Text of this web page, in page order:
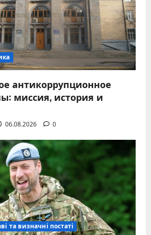
антикоррупционное
миссия, история и
06.08.2026 0
та визначні постаті